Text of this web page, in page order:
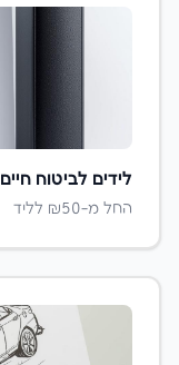
לידים לביטוח חיים
החל מ-₪50 לליד